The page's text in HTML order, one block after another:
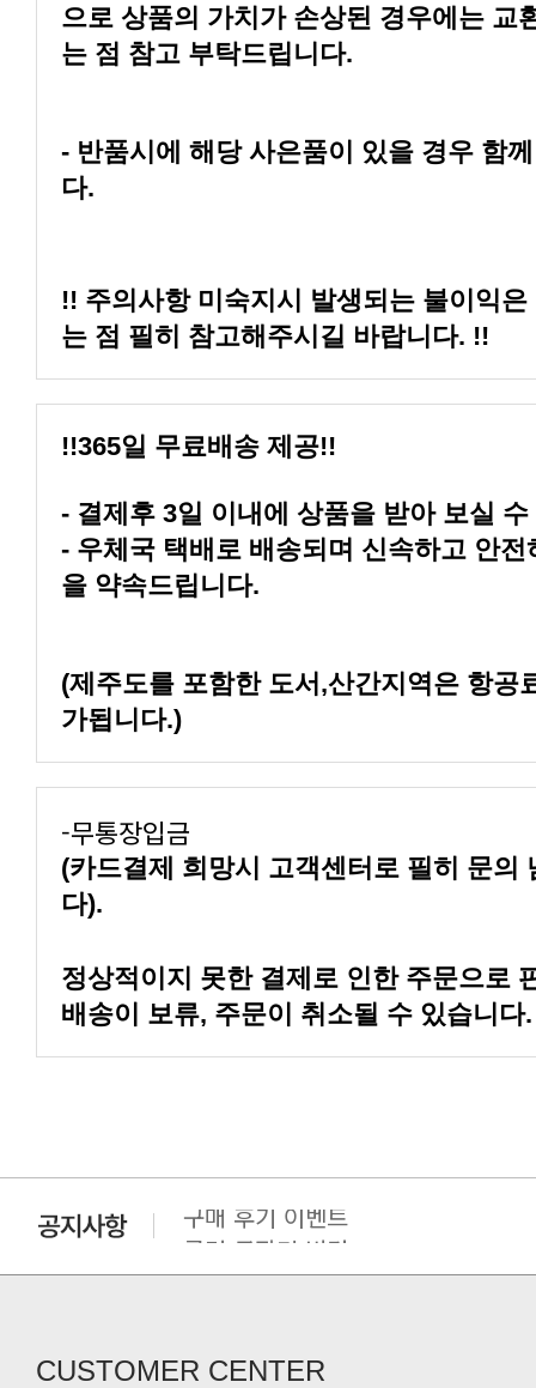
는 점 참고 부탁드립니다.
다.
는 점 필히 참고해주시길 바랍니다. !!
!!365일 무료배송 제공!!
- 결제후 3일 이내에 상품을 받아 보실
을 약속드립니다.
가됩니다.)
-무통장입금
다).
배송이 보류, 주문이 취소될 수 있습니다.
클린 공장명 변경
CUSTOMER CENTER